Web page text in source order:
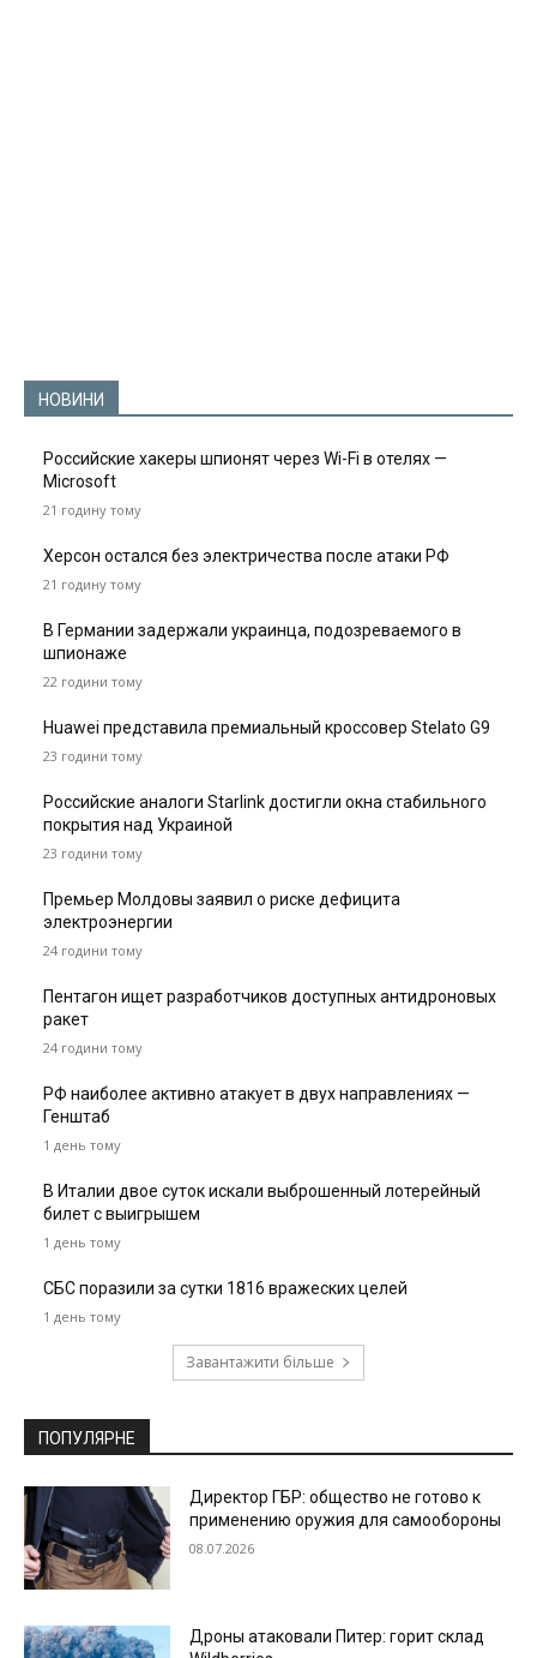
НОВИНИ
Российские хакеры шпионят через Wi-Fi в отелях —
Microsoft
21 годину тому
Херсон остался без электричества после атаки РФ
21 годину тому
В Германии задержали украинца, подозреваемого в
шпионаже
22 години тому
Huawei представила премиальный кроссовер Stelato G9
23 години тому
Российские аналоги Starlink достигли окна стабильного
покрытия над Украиной
23 години тому
Премьер Молдовы заявил о риске дефицита
электроэнергии
24 години тому
Пентагон ищет разработчиков доступных антидроновых
ракет
24 години тому
РФ наиболее активно атакует в двух направлениях —
Генштаб
1 день тому
В Италии двое суток искали выброшенный лотерейный
билет с выигрышем
1 день тому
СБС поразили за сутки 1816 вражеских целей
1 день тому
Завантажити більше
ПОПУЛЯРНЕ
Директор ГБР: общество не готово к
применению оружия для самообороны
08.07.2026
Дроны атаковали Питер: горит склад